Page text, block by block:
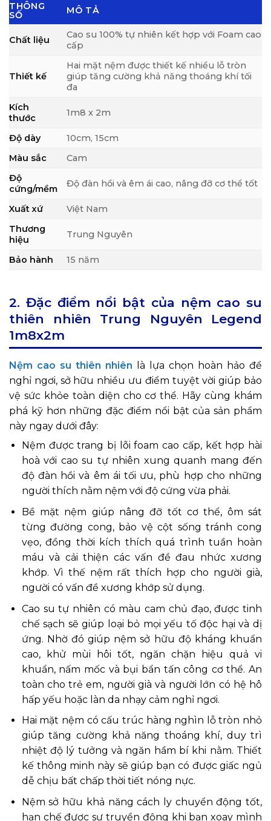
THÔNG
SỐ
MÔ TẢ
Chất liệu
Cao su 100% tự nhiên kết hợp với Foam cao
cấp
Thiết kế
Hai mặt nệm được thiết kế nhiều lỗ tròn
giúp tăng cường khả năng thoáng khí tối
đa
Kích
thước
1m8 x 2m
Độ dày
10cm, 15cm
Màu sắc
Cam
Độ
cứng/mềm
Độ đàn hồi và êm ái cao, nâng đỡ cơ thể tốt
Xuất xứ
Việt Nam
Thương
hiệu
Trung Nguyên
Bảo hành 15 năm
2. Đặc điểm nổi bật của nệm cao su
thiên nhiên Trung Nguyên Legend
1m8x2m
Nệm cao su thiên nhiên là lựa chọn hoàn hảo để
nghỉ ngơi, sở hữu nhiều ưu điểm tuyệt vời giúp bảo
vệ sức khỏe toàn diện cho cơ thể. Hãy cùng khám
phá kỹ hơn những đặc điểm nổi bật của sản phẩm
này ngay dưới đây:
Nệm được trang bị lõi foam cao cấp, kết hợp hài
hoà với cao su tự nhiên xung quanh mang đến
độ đàn hồi và êm ái tối ưu, phù hợp cho những
người thích nằm nệm với độ cứng vừa phải.
Bề mặt nệm giúp nâng đỡ tốt cơ thể, ôm sát
từng đường cong, bảo vệ cột sống tránh cong
vẹo, đồng thời kích thích quá trình tuần hoàn
máu và cải thiện các vấn đề đau nhức xương
khớp. Vì thế nệm rất thích hợp cho người già,
người có vấn đề xương khớp sử dụng.
Cao su tự nhiên có màu cam chủ đạo, được tinh
chế sạch sẽ giúp loại bỏ mọi yếu tố độc hại và dị
ứng. Nhờ đó giúp nệm sở hữu độ kháng khuẩn
cao, khử mùi hôi tốt, ngăn chặn hiệu quả vi
khuẩn, nấm mốc và bụi bẩn tấn công cơ thể. An
toàn cho trẻ em, người già và người lớn có hệ hô
hấp yếu hoặc làn da nhạy cảm nghỉ ngơi.
Hai mặt nệm có cấu trúc hàng nghìn lỗ tròn nhỏ
giúp tăng cường khả năng thoáng khí, duy trì
nhiệt độ lý tưởng và ngăn hầm bí khi nằm. Thiết
kế thông minh này sẽ giúp bạn có được giấc ngủ
dễ chịu bất chấp thời tiết nóng nực.
Nệm sở hữu khả năng cách ly chuyển động tốt,
hạn chế được sự truyền động khi bạn xoay mình